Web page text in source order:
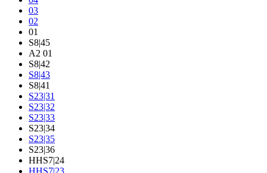
03
02
01
S8|45
A2 01
S8|42
S8|43
S8|41
S23|31
S23|32
S23|33
S23|34
S23|35
S23|36
HHS7|24
HHS7|23